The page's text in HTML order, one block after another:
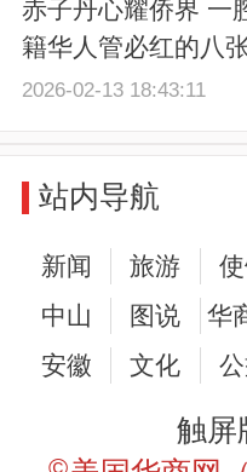
赤子丹心耀侨界
籍华人管必红的八
2026-02-13 18:43:11
站内导航
新闻 旅游
中山
图说 华
安徽
文化
触屏